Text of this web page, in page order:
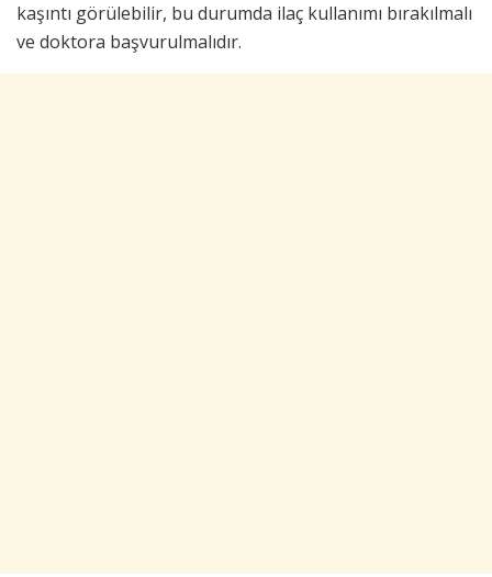
kaşıntı görülebilir, bu durumda ilaç kullanımı bırakılmalı
ve doktora başvurulmalıdır.